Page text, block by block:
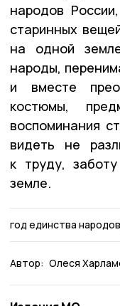
народов
старинных
на одной
народы,
и вместе
костюмы,
воспоминания
видеть не
к труду,
земле.
год единства
Автор: Олеся